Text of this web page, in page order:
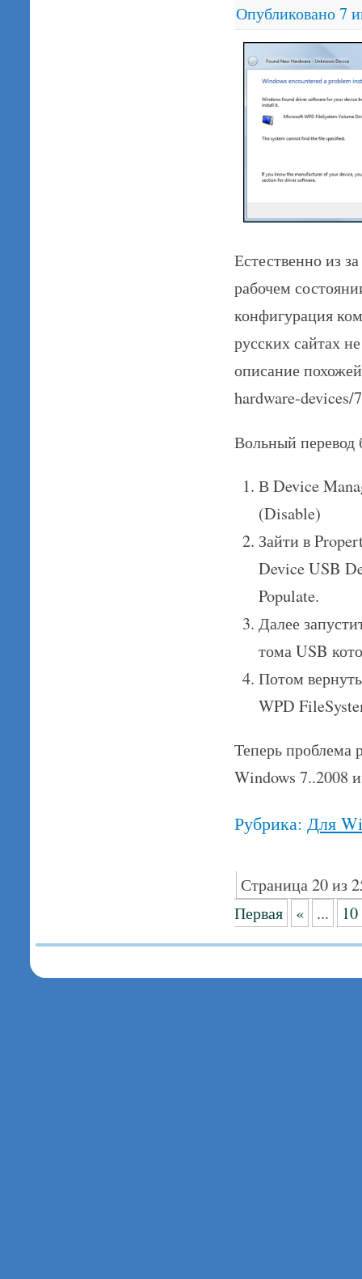
Опубликовано7
Естественно из
рабочем
конфигурация
русских сайтах
описание
hardware-devices/
Вольный перевод
В Device
(Disable)
Зайти в
Device USB
Populate.
Далее
тома USB
Потом
WPD
Теперь проблема
Windows 7..2008
Рубрика: Для
Страница 20 из
Первая
« ... 10